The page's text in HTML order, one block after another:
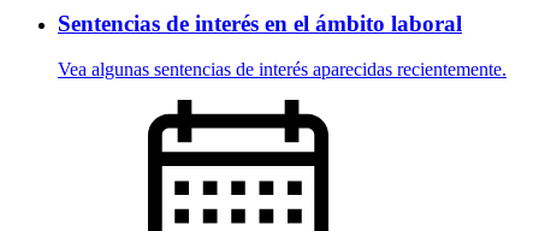
Sentencias de interés en el ámbito laboral
Vea algunas sentencias de interés aparecidas recientemente.